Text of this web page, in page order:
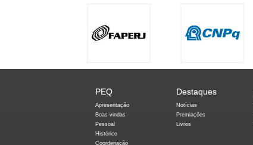
PEQ
Apresentação
Boas-vindas
Pessoal
Histórico
Coordenação
Destaques
Notícias
Premiações
Livros